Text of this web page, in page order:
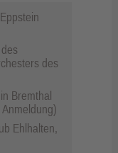
des
Bremthal
Ehlhalten,